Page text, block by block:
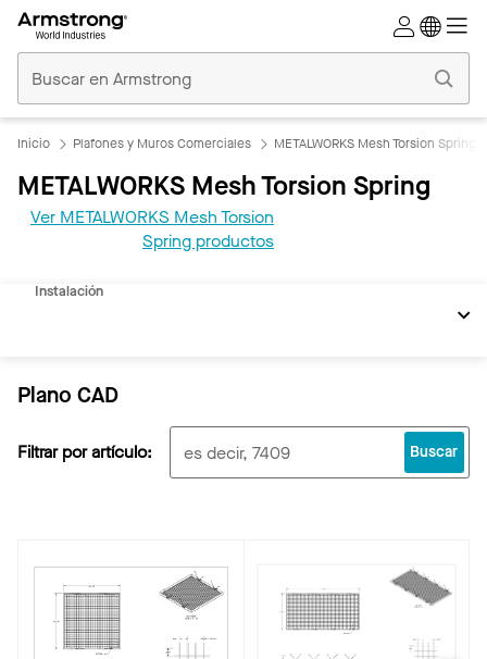
Comerciales
Inicio
Inicio Plafones y Muros Comerciales METALWORKS Mesh Torsion Spring
METALWORKS Mesh Torsion Spring
Ver METALWORKS Mesh Torsion
Spring productos
REVIT
Instalación
Plano CAD
Filtrar por artículo: Buscar